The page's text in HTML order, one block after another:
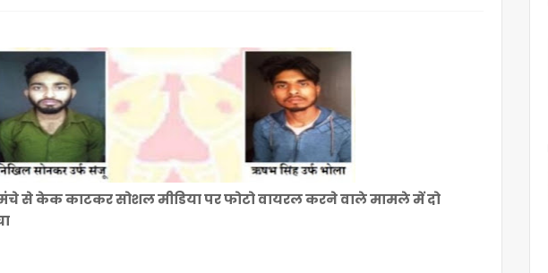
से केक काटकर सोशल मीडिया पर फोटो वायरल करने वाले मामले में दो